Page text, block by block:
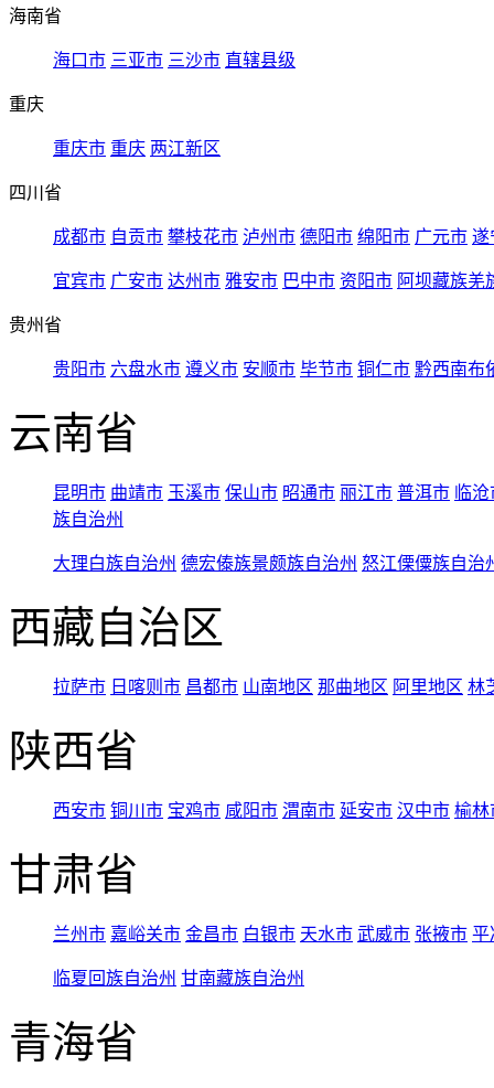
海南省
海口市 三亚市 三沙市 直辖县级
重庆
重庆市 重庆 两江新区
四川省
成都市 自贡市 攀枝花市 泸州市 德阳市 绵阳市 广元市 遂
宜宾市 广安市 达州市 雅安市 巴中市 资阳市 阿坝藏族羌
贵州省
贵阳市 六盘水市 遵义市 安顺市 毕节市 铜仁市 黔西南布
云南省
昆明市 曲靖市 玉溪市 保山市 昭通市 丽江市 普洱市 临
族自治州
大理白族自治州 德宏傣族景颇族自治州 怒江傈僳族自治
西藏自治区
拉萨市 日喀则市 昌都市 山南地区 那曲地区 阿里地区 林
陕西省
西安市 铜川市 宝鸡市 咸阳市 渭南市 延安市 汉中市 榆林
甘肃省
兰州市 嘉峪关市 金昌市 白银市 天水市 武威市 张掖市 平
临夏回族自治州 甘南藏族自治州
青海省